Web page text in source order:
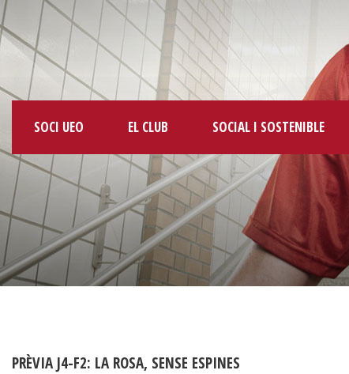
SOCI UEO EL CLUB SOCIAL I SOSTENIBLE
PRÈVIA J4-F2: LA ROSA, SENSE ESPINES